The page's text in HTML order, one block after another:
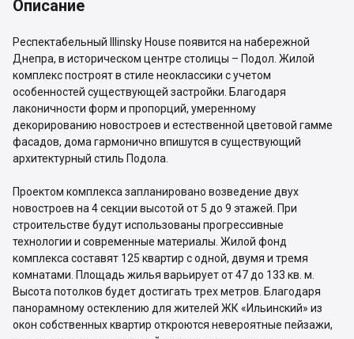
Описание
Респектабельный Illinsky House появится на набережной
Днепра, в историческом центре столицы – Подол. Жилой
комплекс построят в стиле неоклассики с учетом
особенностей существующей застройки. Благодаря
лаконичности форм и пропорций, умеренному
декорированию новостроев и естественной цветовой гамме
фасадов, дома гармонично впишутся в существующий
архитектурный стиль Подола.
Проектом комплекса запланировано возведение двух
новостроев на 4 секции высотой от 5 до 9 этажей. При
строительстве будут использованы прогрессивные
технологии и современные материалы. Жилой фонд
комплекса составят 125 квартир с одной, двумя и тремя
комнатами. Площадь жилья варьирует от 47 до 133 кв. м.
Высота потолков будет достигать трех метров. Благодаря
панорамному остеклению для жителей ЖК «Ильинский» из
окон собственных квартир откроются невероятные пейзажи,